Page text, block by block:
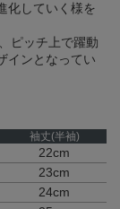
化していく様を
ピッチ上で躍動
インとなってい
袖丈(半袖)
22cm
23cm
24cm